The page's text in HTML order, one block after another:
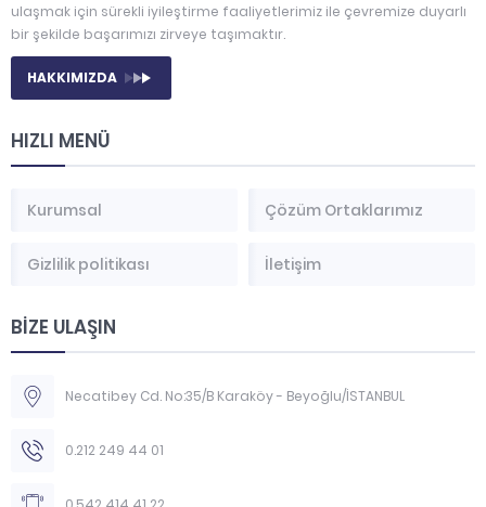
ulaşmak için sürekli iyileştirme faaliyetlerimiz ile çevremize duyarlı
bir şekilde başarımızı zirveye taşımaktır.
HAKKIMIZDA
HIZLI MENÜ
Kurumsal Çözüm Ortaklarımız
Gizlilik politikası İletişim
BİZE ULAŞIN
Necatibey Cd. No:35/B Karaköy - Beyoğlu/İSTANBUL
0.212 249 44 01